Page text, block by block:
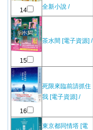
14
全新小說 /
15
茶水間 [電子資源] /
16
死限來臨前請抓住
我 [電子資源] /
東京都同情塔 [電